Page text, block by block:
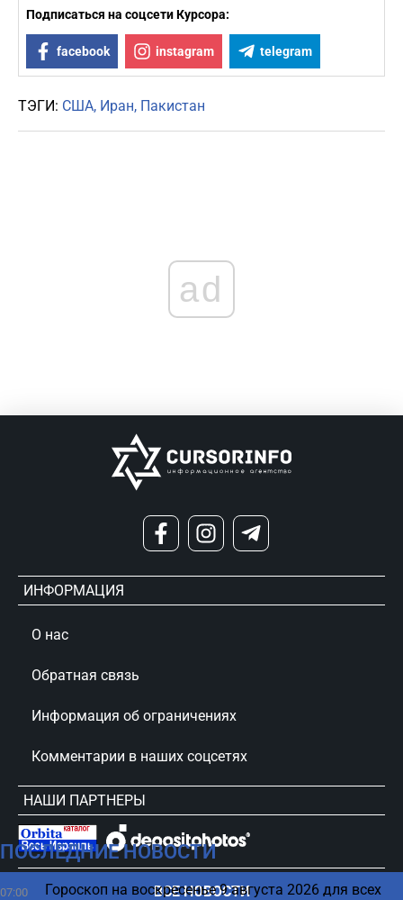
Подписаться на соцсети Курсора:
facebook instagram telegram
ТЭГИ: США Иран Пакистан
ПОСЛЕДНИЕ НОВОСТИ
07:00 Гороскоп на воскресенье 9 августа 2026 для всех
ВСЕ НОВОСТИ
ad
ИНФОРМАЦИЯ
О нас
Обратная связь
Информация об ограничениях
Комментарии в наших соцсетях
НАШИ ПАРТНЕРЫ
сursorinfo.co.il © Все права защищены